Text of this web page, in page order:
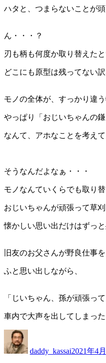
ハタと、つまらないことが頭
ん・・・？
刃も柄も何度か取り替えたと
どこにも原型は残ってない
モノの全体が、すっかり違
やっぱり「おじいちゃんの
なんて、アホなことを考えて
そうなんだよなぁ・・・
モノなんていくらでも取り替
おじいちゃんが頑張って草
懐かしい思い出だけはずっ
旧友のお父さんが野良仕事
ふと思い出しながら、
「じいちゃん、孫が頑張っ
車内で大声を出してしまっ
者
daddy_kassai日:
2021年4